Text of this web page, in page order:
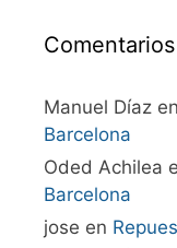
Manuel Díaz en
Barcelona
Oded Achilea
Barcelona
jose en